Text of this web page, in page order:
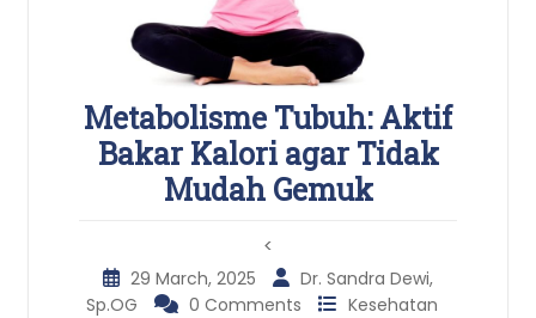
Metabolisme Tubuh: Aktif
Bakar Kalori agar Tidak
Mudah Gemuk
<
29 March, 2025
Dr. Sandra Dewi,
Sp.OG
0 Comments Kesehatan